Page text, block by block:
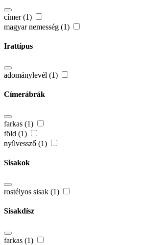
címer (1)
magyar nemesség (1)
Irattípus
adománylevél (1)
Címerábrák
farkas (1)
föld (1)
nyílvessző (1)
Sisakok
rostélyos sisak (1)
Sisakdísz
farkas (1)